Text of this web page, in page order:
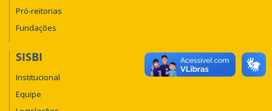
Pró-reitorias
Fundações
SISBI
Institucional
Equipe